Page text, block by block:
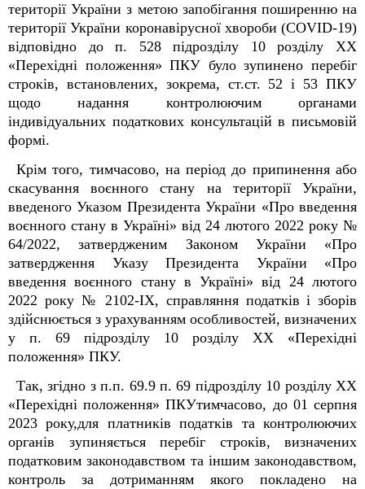
території України з метою запобігання поширенню на
території України коронавірусної хвороби (COVID-19)
відповідно до п. 528підрозділу 10 розділу XX
«Перехідні положення» ПКУ було зупинено перебіг
строків, встановлених, зокрема, ст.ст. 52 і 53 ПКУ
щодо надання контролюючим органами
індивідуальних податкових консультацій в письмовій
формі.
Крім того, тимчасово, на період до припинення або
скасування воєнного стану на території України,
введеного Указом Президента України «Про введення
воєнного стану в Україні» від 24 лютого 2022 року №
64/2022, затвердженим Законом України «Про
затвердження Указу Президента України «Про
введення воєнного стану в Україні» від 24 лютого
2022 року № 2102-IX, справляння податків і зборів
здійснюється з урахуванням особливостей, визначених
у п. 69 підрозділу 10 розділу XX «Перехідні
положення» ПКУ.
Так, згідно з п.п. 69.9 п. 69 підрозділу 10 розділу XX
«Перехідні положення» ПКУтимчасово, до 01 серпня
2023 року,для платників податків та контролюючих
органів зупиняється перебіг строків, визначених
податковим законодавством та іншим законодавством,
контроль за дотриманням якого покладено на